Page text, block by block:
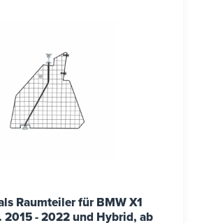
Raumteiler für BMW X1
2015 - 2022 und Hybrid, ab